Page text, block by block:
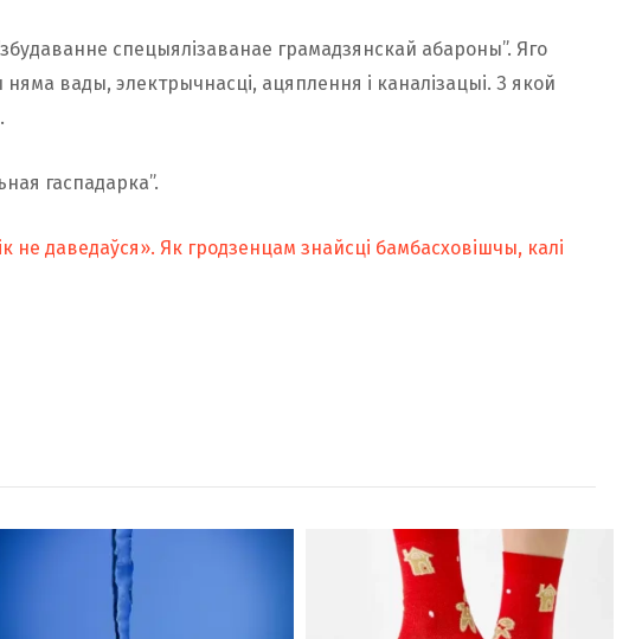
спецыялізаванае грамадзянскай абароны”. Яго
вады, электрычнасці, ацяплення і каналізацыі. З якой
гаспадарка”.
не даведаўся». Як гродзенцам знайсці бамбасховішчы, калі